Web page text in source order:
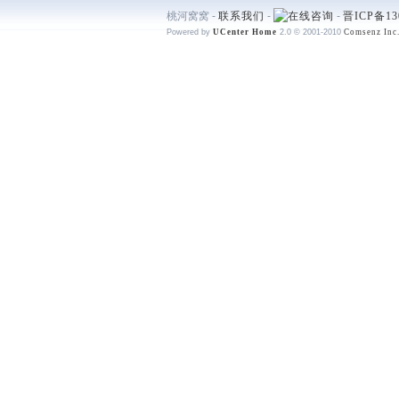
桃河窝窝 - 联系我们 - - 晋ICP备
Powered by UCenter Home 2.0 © 2001-2010 Comsenz Inc.